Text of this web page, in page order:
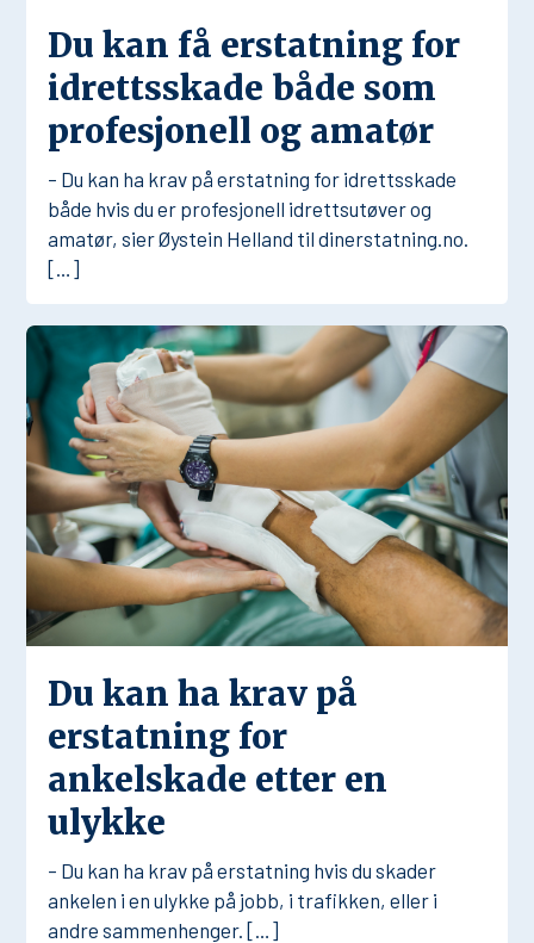
Du kan få erstatning for
idrettsskade både som
profesjonell og amatør
– Du kan ha krav på erstatning for idrettsskade
både hvis du er profesjonell idrettsutøver og
amatør, sier Øystein Helland til dinerstatning.no.
[…]
Du kan ha krav på
erstatning for
ankelskade etter en
ulykke
– Du kan ha krav på erstatning hvis du skader
ankelen i en ulykke på jobb, i trafikken, eller i
andre sammenhenger. […]